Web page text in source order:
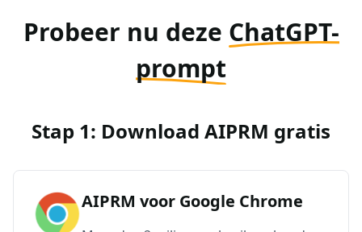
Probeer nu deze ChatGPT-
prompt
Stap 1: Download AIPRM gratis
AIPRM voor Google Chrome